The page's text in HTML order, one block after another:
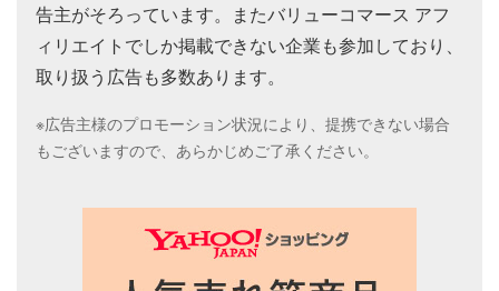
告主がそろっています。またバリューコマース アフ
ィリエイトでしか掲載できない企業も参加しており、
取り扱う広告も多数あります。
※広告主様のプロモーション状況により、提携できない場合
もございますので、あらかじめご了承ください。